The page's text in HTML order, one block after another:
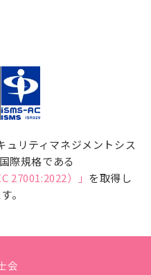
ュリティマネジメントシス
際規格である
27001:2022）」 を取得し
。